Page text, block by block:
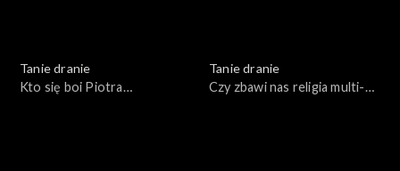
Tanie dranie
Kto się boi Piotra
Tanie dranie
Czy zbawi nas religia multi-